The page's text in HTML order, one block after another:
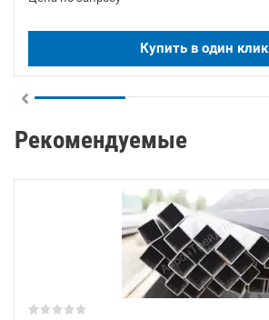
Купить в один клик
Рекомендуемые